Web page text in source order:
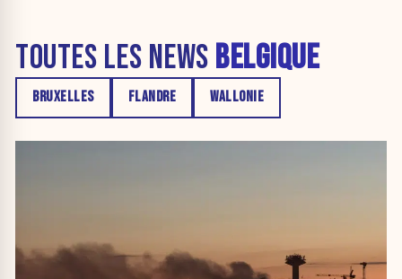
TOUTES LES NEWS BELGIQUE
BRUXELLES FLANDRE WALLONIE